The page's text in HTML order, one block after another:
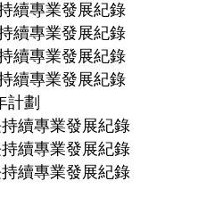
續專業發展紀錄
續專業發展紀錄
續專業發展紀錄
續專業發展紀錄
計劃
續專業發展紀錄
續專業發展紀錄
續專業發展紀錄